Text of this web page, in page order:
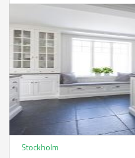
Stockholm